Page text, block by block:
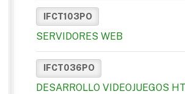
IFCT103PO
SERVIDORES WEB
IFCT036PO
DESARROLLO VIDEOJUEGOS